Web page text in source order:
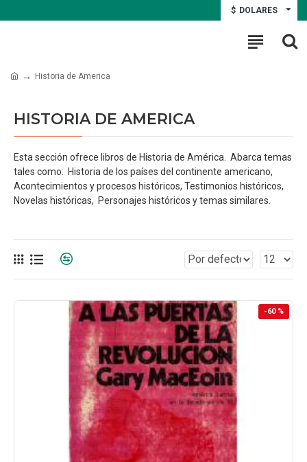
$ DOLARES
Historia de America
HISTORIA DE AMERICA
Esta sección ofrece libros de Historia de América. Abarca temas
tales como: Historia de los países del continente americano,
Acontecimientos y procesos históricos, Testimonios históricos,
Novelas históricas, Personajes históricos y temas similares.
-60 %